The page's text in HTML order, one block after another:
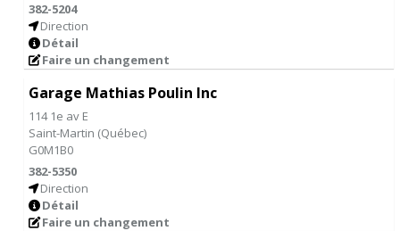
382-5204
Direction
Détail
Faire un changement
Garage Mathias Poulin Inc
114 1e av E
Saint-Martin (Québec)
G0M1B0
382-5350
Direction
Détail
Faire un changement